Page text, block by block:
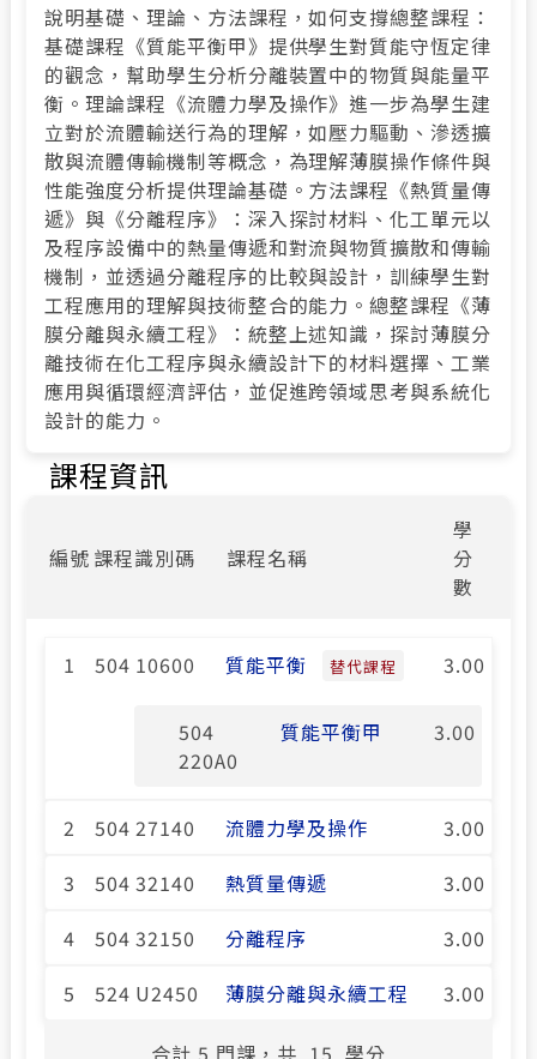
說明基礎、理論、方法課程，如何支撐總整課程：
基礎課程《質能平衡甲》提供學生對質能守恆定律
的觀念，幫助學生分析分離裝置中的物質與能量平
衡。理論課程《流體力學及操作》進一步為學生建
立對於流體輸送行為的理解，如壓力驅動、滲透擴
散與流體傳輸機制等概念，為理解薄膜操作條件與
性能強度分析提供理論基礎。方法課程《熱質量傳
遞》與《分離程序》：深入探討材料、化工單元以
及程序設備中的熱量傳遞和對流與物質擴散和傳輸
機制，並透過分離程序的比較與設計，訓練學生對
工程應用的理解與技術整合的能力。總整課程《薄
膜分離與永續工程》：統整上述知識，探討薄膜分
離技術在化工程序與永續設計下的材料選擇、工業
應用與循環經濟評估，並促進跨領域思考與系統化
設計的能力。
課程資訊
編號 課程識別碼 課程名稱
學
分
數
1 504 10600 質能平衡 替代課程 3.00
504
220A0
質能平衡甲 3.00
2 504 27140 流體力學及操作
3.00
3
504 32140 熱質量傳遞
3.00
4
504 32150 分離程序
3.00
5
524 U2450 薄膜分離與永續工程 3.00
合計 5 門課，共 15 學分